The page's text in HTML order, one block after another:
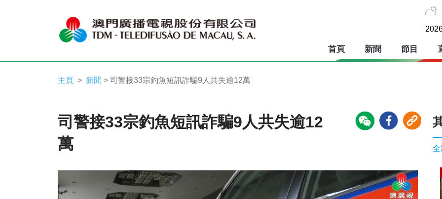
首頁 新聞 節目
主頁 新聞 > 司警接33宗釣魚短訊詐騙9人共失逾12萬
司警接33宗釣魚短訊詐騙9人共失逾12
萬
全